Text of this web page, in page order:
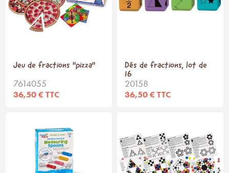
Jeu de fractions "pizza"
7614055
36,50 € TTC
Dés de fractions, lot de
16
20158
36,50 € TTC